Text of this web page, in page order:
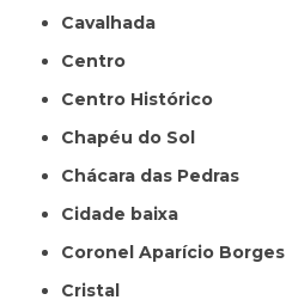
Cavalhada
Centro
Centro Histórico
Chapéu do Sol
Chácara das Pedras
Cidade baixa
Coronel Aparício Borges
Cristal